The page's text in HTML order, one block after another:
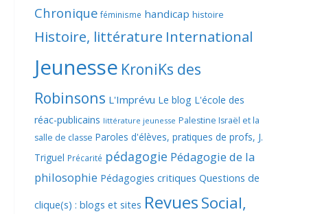
Chronique féminisme handicap histoire
Histoire, littérature International
Jeunesse KroniKs des
Robinsons L'Imprévu Le blog L'école des
réac-publicains littérature jeunesse Palestine Israël et la
salle de classe Paroles d'élèves, pratiques de profs, J.
Triguel Précarité pédagogie Pédagogie de la
philosophie Pédagogies critiques Questions de
clique(s) : blogs et sites RevuesSocial,